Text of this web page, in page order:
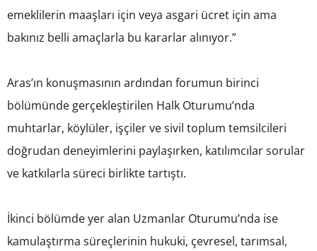
emeklilerin maaşları için veya asgari ücret için ama
bakınız belli amaçlarla bu kararlar alınıyor.”
Aras’ın konuşmasının ardından forumun birinci
bölümünde gerçekleştirilen Halk Oturumu’nda
muhtarlar, köylüler, işçiler ve sivil toplum temsilcileri
doğrudan deneyimlerini paylaşırken, katılımcılar sorular
ve katkılarla süreci birlikte tartıştı.
İkinci bölümde yer alan Uzmanlar Oturumu’nda ise
kamulaştırma süreçlerinin hukuki, çevresel, tarımsal,